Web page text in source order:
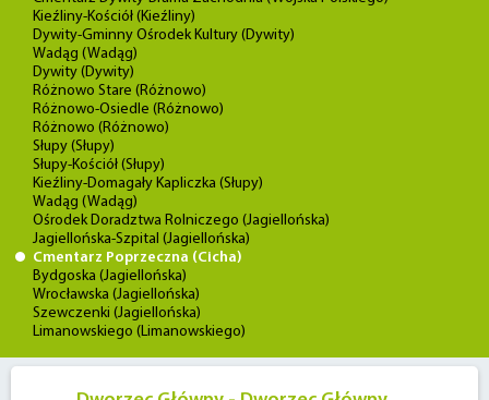
Kieźliny-Kościół (Kieźliny)
Dywity-Gminny Ośrodek Kultury (Dywity)
Wadąg (Wadąg)
Dywity (Dywity)
Różnowo Stare (Różnowo)
Różnowo-Osiedle (Różnowo)
Różnowo (Różnowo)
Słupy (Słupy)
Słupy-Kościół (Słupy)
Kieźliny-Domagały Kapliczka (Słupy)
Wadąg (Wadąg)
Ośrodek Doradztwa Rolniczego (Jagiellońska)
Jagiellońska-Szpital (Jagiellońska)
Cmentarz Poprzeczna (Cicha)
Bydgoska (Jagiellońska)
Wrocławska (Jagiellońska)
Szewczenki (Jagiellońska)
Limanowskiego (Limanowskiego)